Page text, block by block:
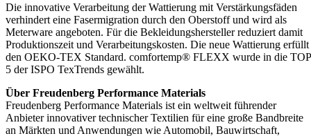
Die innovative Verarbeitung der Wattierung mit Verstärkungsfäden
verhindert eine Fasermigration durch den Oberstoff und wird als
Meterware angeboten. Für die Bekleidungshersteller reduziert damit
Produktionszeit und Verarbeitungskosten. Die neue Wattierung erfüllt
den OEKO-TEX Standard. comfortemp® FLEXX wurde in die TOP
5 der ISPO TexTrends gewählt.
Über Freudenberg Performance Materials
Freudenberg Performance Materials ist ein weltweit führender
Anbieter innovativer technischer Textilien für eine große Bandbreite
an Märkten und Anwendungen wie Automobil, Bauwirtschaft,